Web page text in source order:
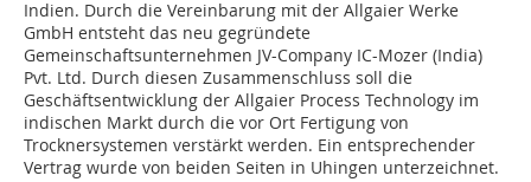
Indien. Durch die Vereinbarung mit der Allgaier Werke
GmbH entsteht das neu gegründete
Gemeinschaftsunternehmen JV-Company IC-Mozer (India)
Pvt. Ltd. Durch diesen Zusammenschluss soll die
Geschäftsentwicklung der Allgaier Process Technology im
indischen Markt durch die vor Ort Fertigung von
Trocknersystemen verstärkt werden. Ein entsprechender
Vertrag wurde von beiden ­Seiten in Uhingen unterzeichnet.